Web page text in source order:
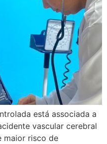
está associada a
vascular cerebral
maior risco de